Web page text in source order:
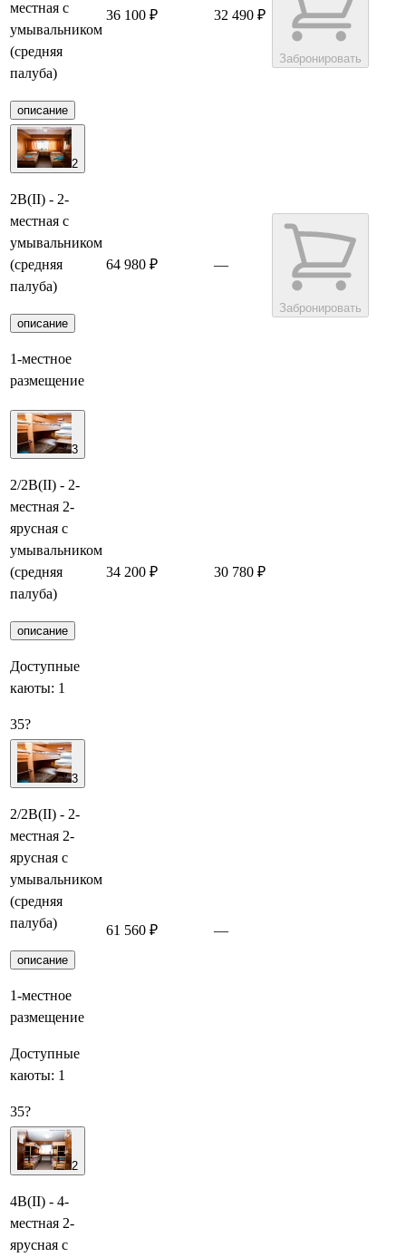
местная с
умывальником
(средняя
палуба)
описание
36 100 ₽ 32 490 ₽
Забронировать
2
2В(II) - 2-
местная с
умывальником
(средняя
палуба)
описание
1-местное
размещение
64 980 ₽ —
Забронировать
3
2/2В(II) - 2-
местная 2-
ярусная с
умывальником
(средняя
палуба)
описание
Доступные
каюты: 1
35?
34 200 ₽ 30 780 ₽
3
2/2В(II) - 2-
местная 2-
ярусная с
умывальником
(средняя
палуба)
описание
1-местное
размещение
Доступные
каюты: 1
35?
61 560 ₽ —
2
4В(II) - 4-
местная 2-
ярусная с